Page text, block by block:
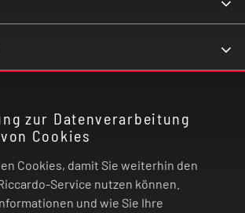
zur Datenverarbeitung
Cookies
Cookies, damit Sie weiterhin den
Service nutzen können.
und wie Sie Ihre
VERTRAG WIDERRUFEN
| Riccardo Onlinestore GmbH